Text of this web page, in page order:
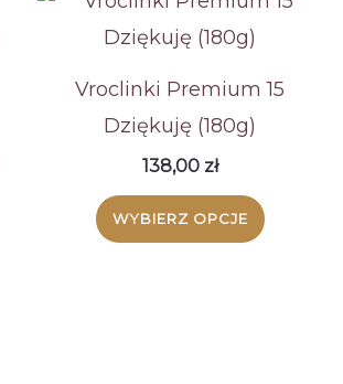
Vroclinki Premium 15
Dziękuję (180g)
138,00 zł
WYBIERZ OPCJE